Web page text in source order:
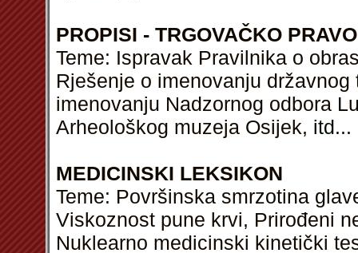
PROPISI - TRGOVAČKO PRAVO
Teme: Ispravak Pravilnika o
Rješenje o imenovanju
imenovanju Nadzornog odbora
Arheološkog muzeja Osijek, itd...
MEDICINSKI LEKSIKON
Teme: Površinska smrzotina
Viskoznost pune krvi, Prirođeni
Nuklearno medicinski kinetički